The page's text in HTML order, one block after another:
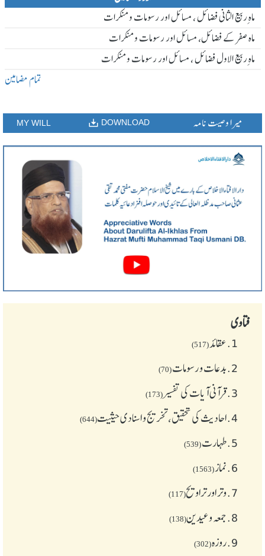
ماہ ِربیع الثانی فضائل ، مسائل اور رسومات و منکرات
ماہ صفر کے فضائل، مسائل اور رسومات و منکرات
ماہ ِربیع الاول فضائل ، مسائل اور رسومات و منکرات
تمام مضامین
MY WILL DOWNLOAD میرا وصیت نامہ
فتاوی
1. عقائد(517)
2. بدعات و رسومات(70)
3. قرآنی آیات کی تفسیر(173)
4. احادیث کی تحقیق، تخریج و اسنادی حیثیت(644)
5. طهارت(539)
6. نماز(1563)
7. وتر اور تراویح(117)
8. جمعہ وعیدین(138)
9. روزہ(302)